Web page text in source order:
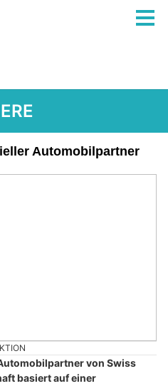
Automobilpartner
von Swiss
basiert auf einer